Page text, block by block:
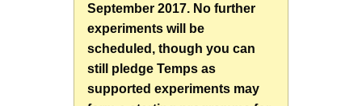
September 2017. No further
experiments will be
scheduled, though you can
still pledge Temps as
supported experiments may